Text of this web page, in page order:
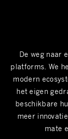
De weg naar
platforms. We
modern
het eigen
beschikbare
meer
mate